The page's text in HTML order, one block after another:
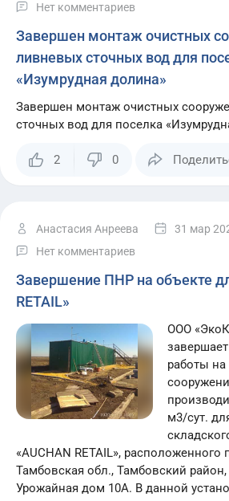
Нет комментариев
Завершен монтаж очистных
ливневых сточных вод для
«Изумрудная долина»
Завершен монтаж очистных
сточных вод для поселка
2 0
Анастасия Анреева
31 мар
Нет комментариев
Завершение ПНР на объекте
RETAIL»
ООО
работы на
м3/сут.
«AUCHAN RETAIL», расположенного
Тамбовская обл., Тамбовский
Урожайная дом 10А. В данной